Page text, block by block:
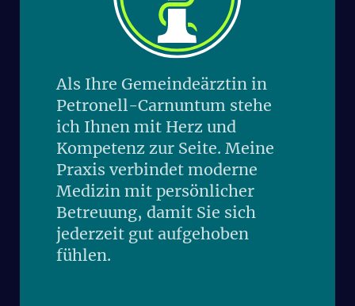
Als Ihre Gemeindeärztin in
Petronell-Carnuntum stehe
ich Ihnen mit Herz und
Kompetenz zur Seite. Meine
Praxis verbindet moderne
Medizin mit persönlicher
Betreuung, damit Sie sich
jederzeit gut aufgehoben
fühlen.